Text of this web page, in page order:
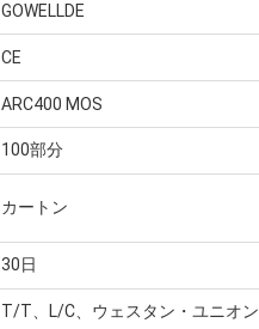
GOWELLDE
CE
ARC400 MOS
100部分
カートン
30日
T/T、L/C、ウェスタン・ユニオン